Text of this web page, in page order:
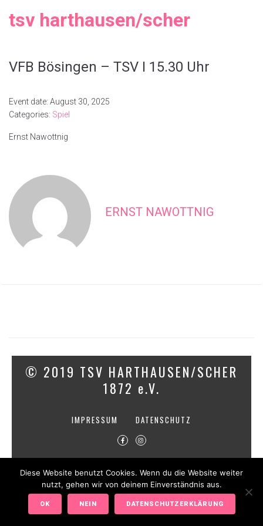
tsv harthausen/scher
VFB Bösingen – TSV I 15.30 Uhr
Event date: August 30, 2025
Categories: Spiel
Ernst Nawottnig
ERNST NAWOTTNIG
© 2019 TSV HARTHAUSEN/SCHER
1872 e.V.
IMPRESSUM DATENSCHUTZ
Diese Website benutzt Cookies. Wenn du die Website weiter
nutzt, gehen wir von deinem Einverständnis aus.
OK NEIN DATENSCHUTZERKLÄRUNG